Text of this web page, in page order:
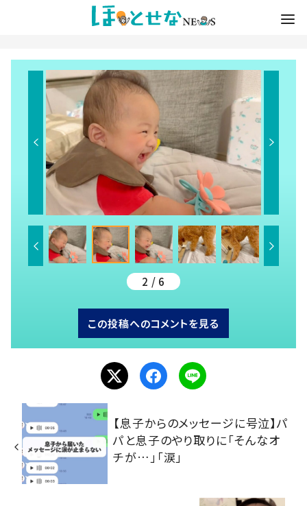
2 / 6
この投稿へのコメントを見る
【息子からのメッセージに号泣】パ
パと息子のやり取りに「そんなオ
チが…」「涙」